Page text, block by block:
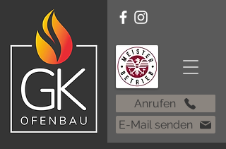
E-Mail senden
Anrufen